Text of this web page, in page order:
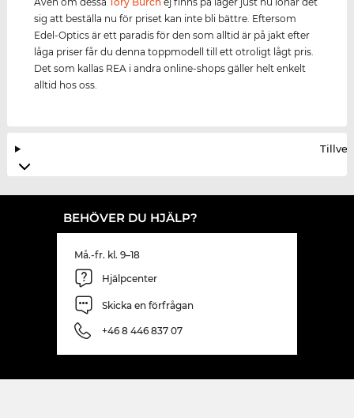
sig att beställa nu för priset kan inte bli bättre. Eftersom
Edel-Optics är ett paradis för den som alltid är på jakt efter
låga priser får du denna toppmodell till ett otroligt lågt pris.
Det som kallas REA i andra online-shops gäller helt enkelt
alltid hos oss.
BEHÖVER DU HJÄLP?
Må.-fr. kl. 9–18
Hjälpcenter
Skicka en förfrågan
+46 8 446 837 07